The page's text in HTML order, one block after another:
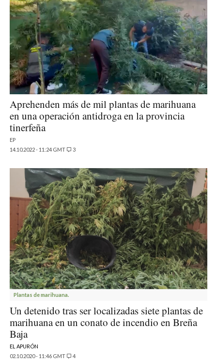
Aprehenden más de mil plantas de marihuana
en una operación antidroga en la provincia
tinerfeña
EP
14.10.2022 - 11:24 GMT
3
Plantas de marihuana.
Un detenido tras ser localizadas siete plantas de
marihuana en un conato de incendio en Breña
Baja
EL APURÓN
02.10.2020 - 11:46 GMT
4